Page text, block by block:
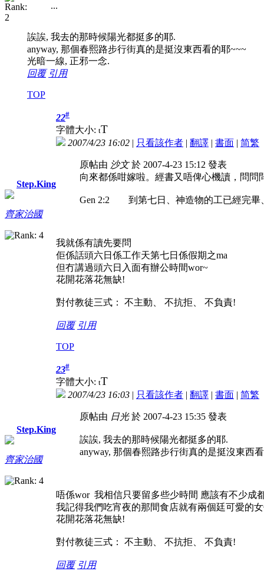
...
誒誒, 我去的那時候陽光都挺多的耶.
anyway, 那個春熙路步行街真的是挺沒東西看的耶~~~
光暗一線, 正邪一念.
回覆 引用
TOP
Step.King
齊家治國
22#
字體大小: tT
2007/4/23 16:02 | 只看該作者 | 翻譯 | 書面 | 简繁
原帖由 沙文於 2007-4-23 15:12 發表
向來都係咁嫁啦。經書又唔俾心機讀，問問
Gen 2:2 到第七日、神造物的工已經完畢
我就係有讀先要問
佢係話頭六日係工作天第七日係假期之ma
但冇講過頭六日入面有辦公時間wor~
花開花落花無缺!
對付教徒三式： 不主動、 不抗拒、 不負責!
回覆 引用
TOP
Step.King
齊家治國
23#
字體大小: tT
2007/4/23 16:03 | 只看該作者 | 翻譯 | 書面 | 简繁
原帖由 日光於 2007-4-23 15:35 發表
誒誒, 我去的那時候陽光都挺多的耶.
anyway, 那個春熙路步行街真的是挺沒東西
唔係wor 我相信只要留多些少時間 應該有不少成
我記得我們吃宵夜的那間食店就有兩個廷可愛的
花開花落花無缺!
對付教徒三式： 不主動、 不抗拒、 不負責!
回覆 引用